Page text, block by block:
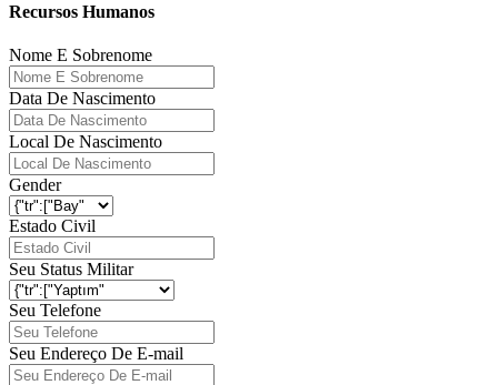
Recursos Humanos
Nome E Sobrenome
Data De Nascimento
Local De Nascimento
Gender
Estado Civil
Seu Status Militar
Seu Telefone
Seu Endereço De E-mail